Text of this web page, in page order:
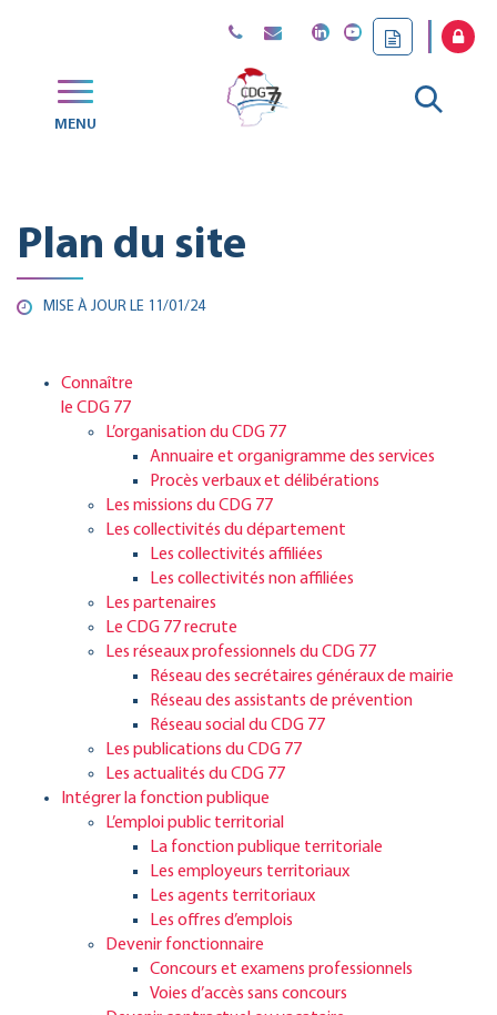
MENU
Aller
Plan du site
MISE À JOUR LE 11/01/24
Connaître
le CDG 77
L’organisation du CDG 77
Annuaire et organigramme des services
Procès verbaux et délibérations
Les missions du CDG 77
Les collectivités du département
Les collectivités affiliées
Les collectivités non affiliées
Les partenaires
Le CDG 77 recrute
Les réseaux professionnels du CDG 77
Réseau des secrétaires généraux de mairie
Réseau des assistants de prévention
Réseau social du CDG 77
Les publications du CDG 77
Les actualités du CDG 77
Intégrer la fonction publique
L’emploi public territorial
La fonction publique territoriale
Les employeurs territoriaux
Les agents territoriaux
Les offres d’emplois
Devenir fonctionnaire
Concours et examens professionnels
Voies d’accès sans concours